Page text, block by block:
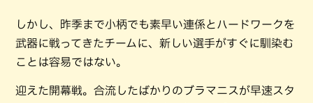
しかし、昨季まで小柄でも素早い連係とハードワークを
武器に戦ってきたチームに、新しい選手がすぐに馴染む
ことは容易ではない。
迎えた開幕戦。合流したばかりのブラマニスが早速スタ